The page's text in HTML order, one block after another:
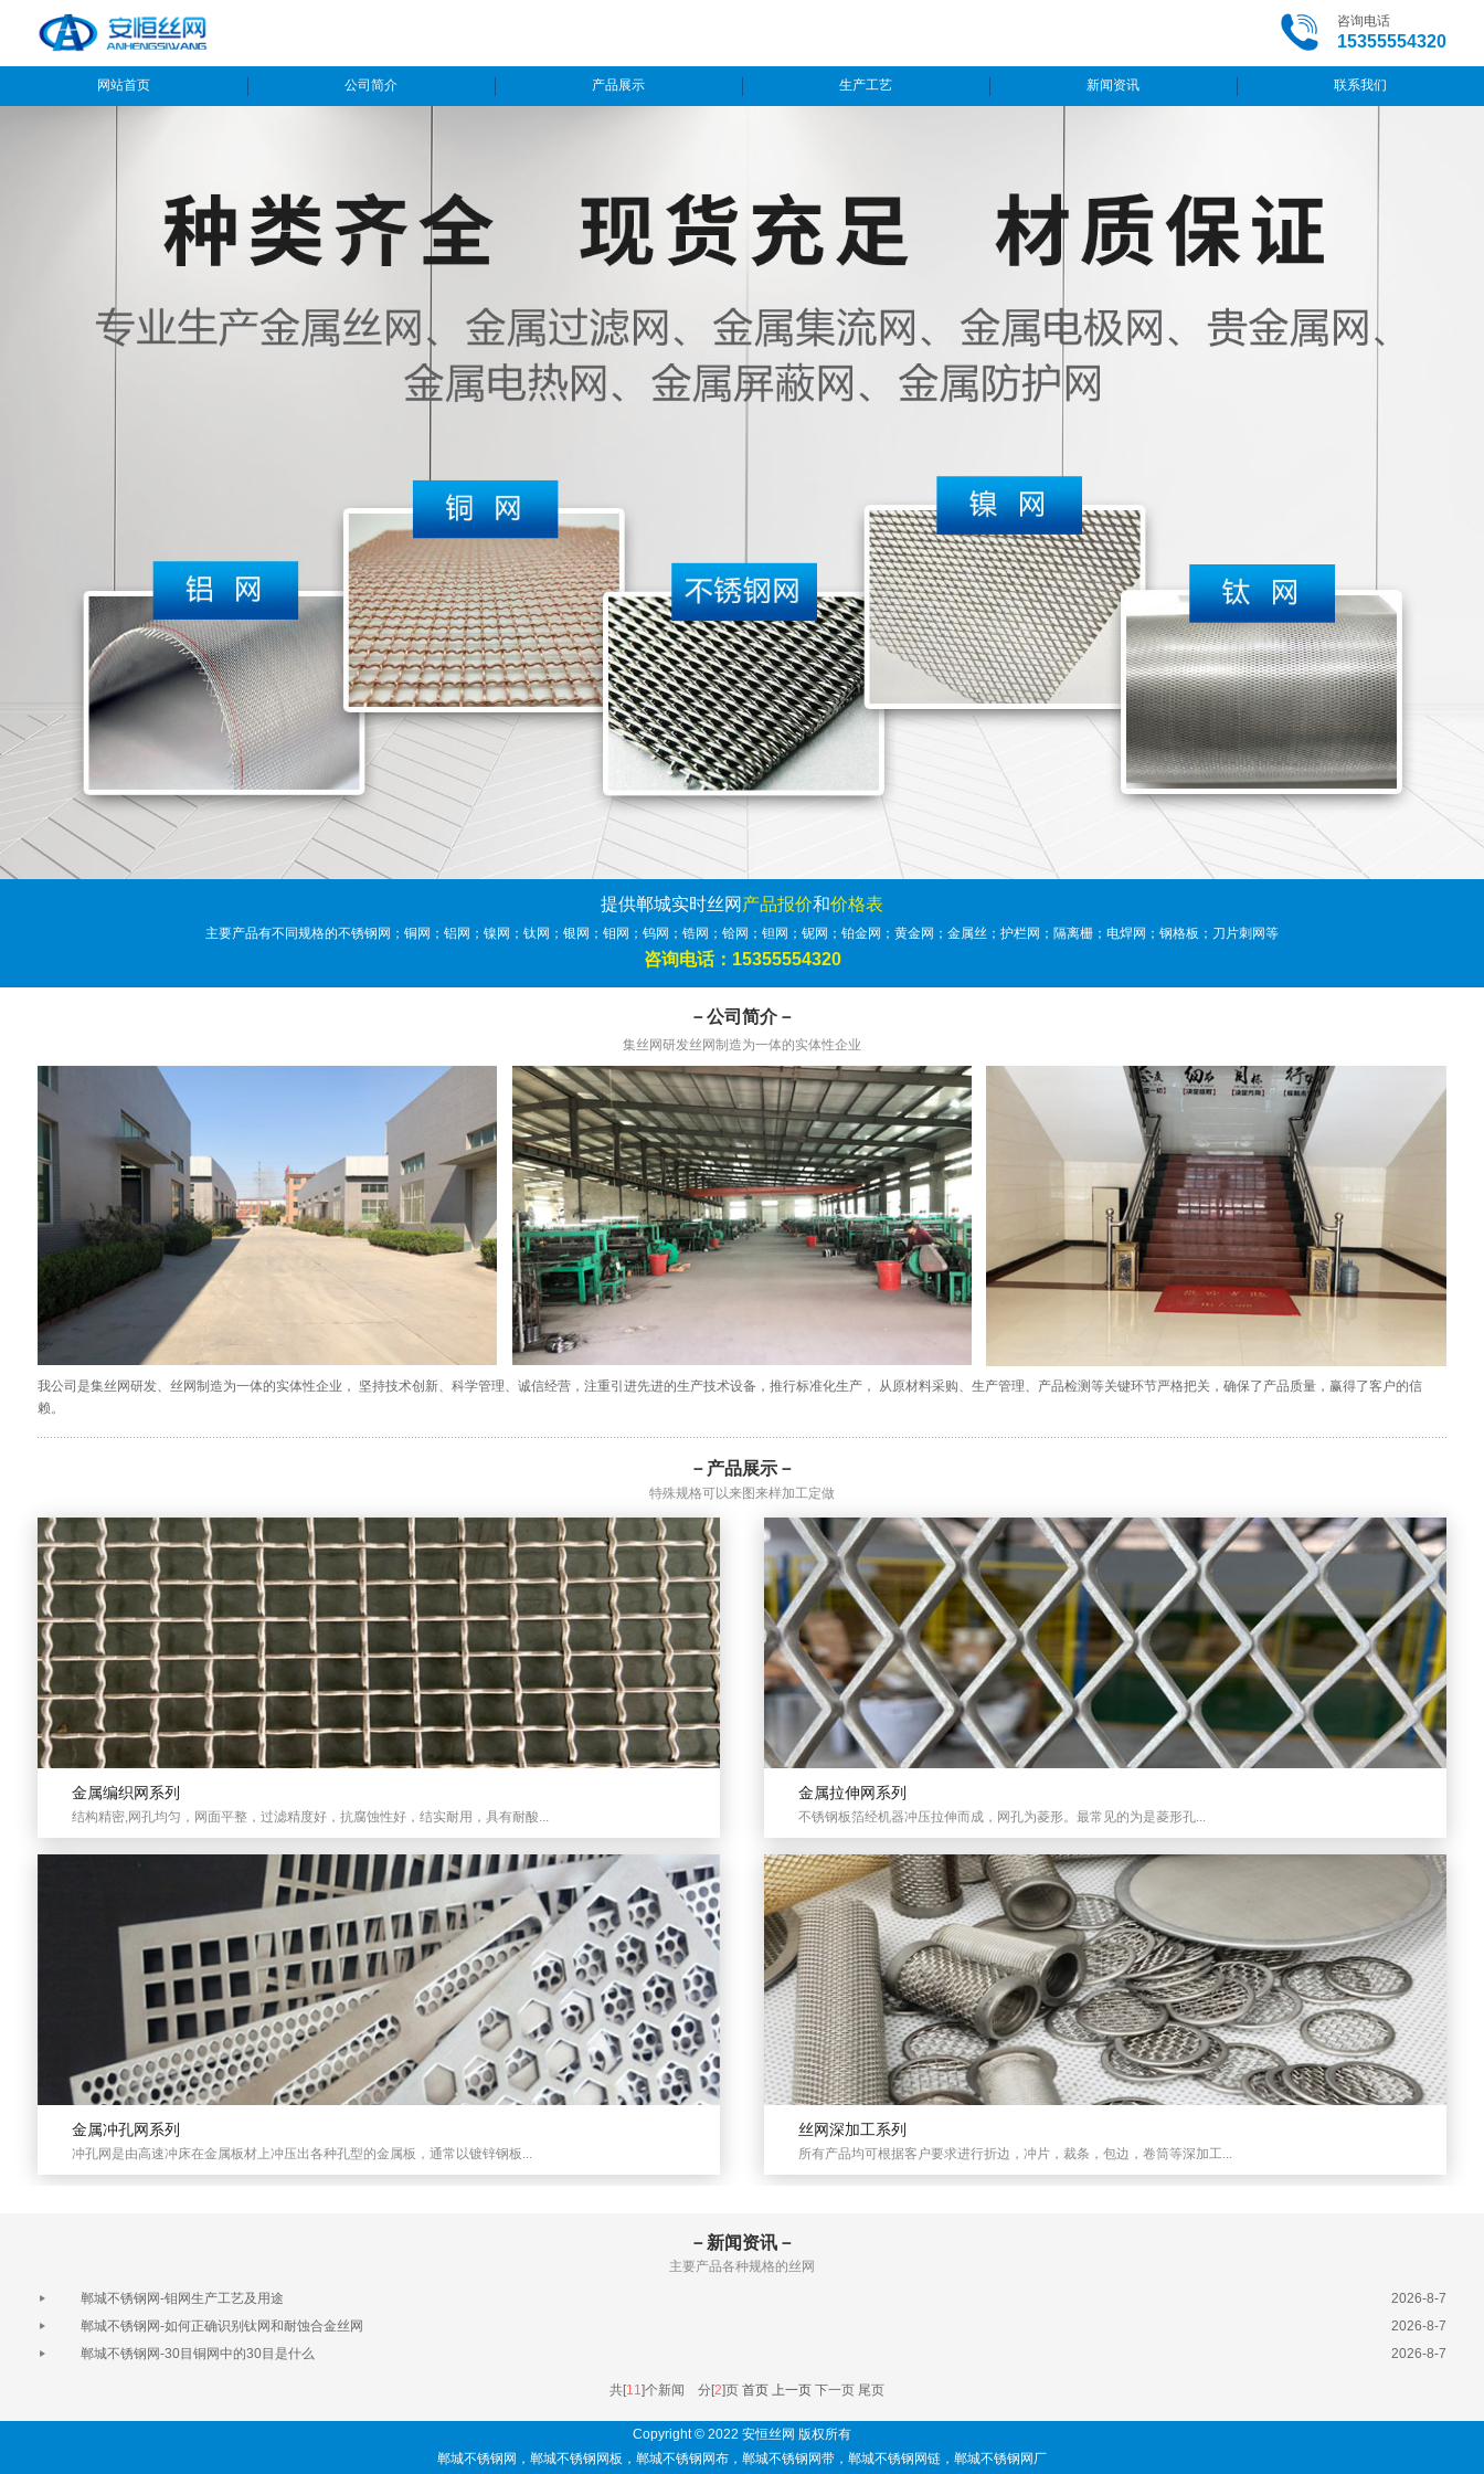
咨询电话
15355554320
网站首页 公司简介 产品展示 生产工艺 新闻资讯 联系我们
提供郸城实时丝网 产品报价和价格表
主要产品有不同规格的不锈钢网；铜网；铝网；镍网；钛网；银网；钼网；钨网；锆网；铪网；钽网；铌网；铂金网；黄金网；金属丝；护栏网；隔离栅；电焊网；钢格板；刀片刺网等
咨询电话：15355554320
－公司简介－
集丝网研发丝网制造为一体的实体性企业
我公司是集丝网研发、丝网制造为一体的实体性企业， 坚持技术创新、科学管理、诚信经营，注重引进先进的生产技术设备，推行标准化生产， 从原材料采购、生产管理、产品检测等关键环节严格把关，确保了产品质量，赢得了客户的信
赖。
－产品展示－
特殊规格可以来图来样加工定做
金属编织网系列
结构精密,网孔均匀，网面平整，过滤精度好，抗腐蚀性好，结实耐用，具有耐酸...
金属拉伸网系列
不锈钢板箔经机器冲压拉伸而成，网孔为菱形。最常见的为是菱形孔...
金属冲孔网系列
冲孔网是由高速冲床在金属板材上冲压出各种孔型的金属板，通常以镀锌钢板...
丝网深加工系列
所有产品均可根据客户要求进行折边，冲片，裁条，包边，卷筒等深加工...
－新闻资讯－
主要产品各种规格的丝网
郸城不锈钢网-钼网生产工艺及用途
2026-8-7
郸城不锈钢网-如何正确识别钛网和耐蚀合金丝网
2026-8-7
郸城不锈钢网-30目铜网中的30目是什么
2026-8-7
共[11]个新闻 分[2]页 首页 上一页 下一页 尾页
Copyright © 2022 安恒丝网 版权所有
郸城不锈钢网 ， 郸城不锈钢网板 ， 郸城不锈钢网布 ， 郸城不锈钢网带 ， 郸城不锈钢网链 ， 郸城不锈钢网厂